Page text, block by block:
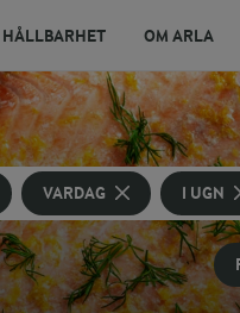
HÅLLBARHET OM ARLA
VARDAG I UGN